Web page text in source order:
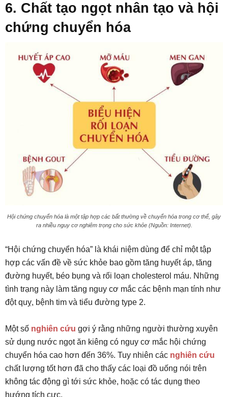
6. Chất tạo ngọt nhân tạo và hội
chứng chuyển hóa
Hội chứng chuyển hóa là một tập hợp các bất thường về chuyển hóa trong cơ thể, gây
ra nhiều nguy cơ nghiêm trọng cho sức khỏe (Nguồn: Internet).
“Hội chứng chuyển hóa” là khái niệm dùng để chỉ một tập
hợp các vấn đề về sức khỏe bao gồm tăng huyết áp, tăng
đường huyết, béo bụng và rối loạn cholesterol máu. Những
tình trạng này làm tăng nguy cơ mắc các bệnh mạn tính như
đột quỵ, bệnh tim và tiểu đường type 2.
Một số nghiên cứu gợi ý rằng những người thường xuyên
sử dụng nước ngọt ăn kiêng có nguy cơ mắc hội chứng
chuyển hóa cao hơn đến 36%. Tuy nhiên các nghiên cứu
chất lượng tốt hơn đã cho thấy các loại đồ uống nói trên
không tác động gì tới sức khỏe, hoặc có tác dụng theo
hướng tích cực.